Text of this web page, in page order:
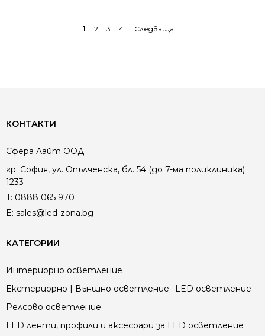
1 2 3 4
КОНТАКТИ
Сфера Лайт ООД
гр. София, ул. Опълченска, бл. 54 (до 7-ма поликлиника)
1233
T: 0888 065 970
E: sales@led-zona.bg
КАТЕГОРИИ
Интериорно осветление
Екстериорно | Външно осветление
LED осветление
Релсово осветление
LED ленти, профили и аксесоари за LED осветление